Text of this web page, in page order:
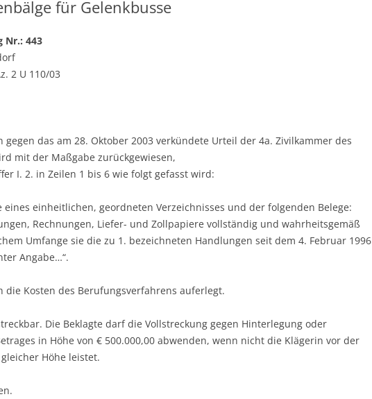
für Gelenkbusse
Nr.: 443
2 U 110/03
gegen das am 28. Oktober 2003 verkündete Urteil der 4a. Zivilkammer des
mit der Maßgabe zurückgewiesen,
I. 2. in Zeilen 1 bis 6 wie folgt gefasst wird:
eines einheitlichen, geordneten Verzeichnisses und der folgenden Belege:
Rechnungen, Liefer- und Zollpapiere vollständig und wahrheitsgemäß
Umfange sie die zu 1. bezeichneten Handlungen seit dem 4. Februar 1996
Angabe…“.
die Kosten des Berufungsverfahrens auferlegt.
Die Beklagte darf die Vollstreckung gegen Hinterlegung oder
in Höhe von € 500.000,00 abwenden, wenn nicht die Klägerin vor der
Höhe leistet.